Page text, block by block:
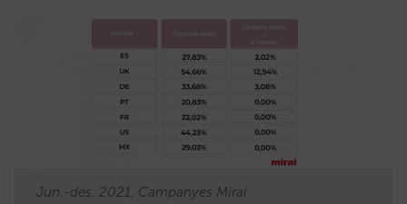
Jun.-des. 2021, Campanyes Mirai